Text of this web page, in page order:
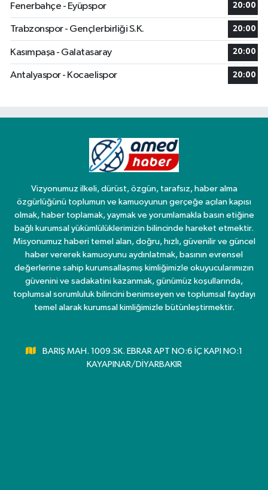
Fenerbahçe - Eyüpspor 20:00
Trabzonspor - Gençlerbirliği S.K. 20:00
Kasımpaşa - Galatasaray 20:00
Antalyaspor - Kocaelispor 20:00
Vizyonumuz ilkeli, dürüst, özgün, tarafsız, haber alma
özgürlüğünü toplumun ve kamuoyunun gerçeğe açılan kapısı
olmak, haber toplamak, yaymak ve yorumlamakla basın etiğine
bağlı kurumsal yükümlülüklerimizin bilincinde hareket etmektir.
Misyonumuz haberi temel alan, doğru, hızlı, güvenilir ve güncel
haber vererek kamuoyunu aydınlatmak, basının evrensel
değerlerine sahip kurumsallaşmış kimliğimizle okuyucularımızın
güvenini ve sadakatini kazanmak, günümüz koşullarında,
toplumsal sorumluluk bilincini benimseyen ve toplumsal faydayı
temel alarak kurumsal kimliğimizle bütünleştirmektir.
BARIŞ MAH. 1009.SK. EBRAR APT NO:6 İÇ KAPI NO:1
KAYAPINAR/DİYARBAKIR